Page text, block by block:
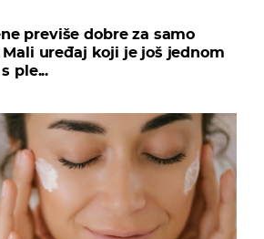
previše dobre za samo
uređaj koji je još jednom
ple...